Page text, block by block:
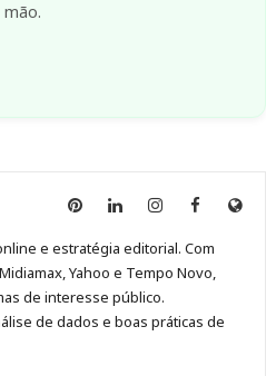
Anny
no
Pinterest
Anny
no
LinkedIn
Anny
no
Instagram
Anny
no
Facebook
Site
e estratégia editorial. Com
Yahoo e Tempo Novo,
de interesse público.
de dados e boas práticas de